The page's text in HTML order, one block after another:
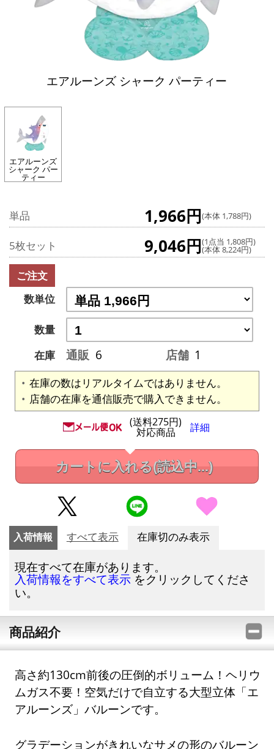
エアルーンズ シャーク パーティー
エアルーンズ
シャーク パー
ティー
単品 1,966円(本体 1,788円)
5枚セット 9,046円(1点当 1,808円)
(本体 8,224円)
ご注文
数単位
数量
在庫
通販 6 店舗 1
在庫の数はリアルタイムではありません。
店舗の在庫を通信販売で購入できません。
(送料275円)
対応商品 詳細
カートに入れる(読込中...)
入荷情報 すべて表示 在庫切のみ表示
現在すべて在庫があります。
入荷情報をすべて表示 をクリックしてくださ
い。
商品紹介
高さ約130cm前後の圧倒的ボリューム！ヘリウ
ムガス不要！空気だけで自立する大型立体「エ
アルーンズ」バルーンです。
グラデーションがきれいなサメの形のバルーン